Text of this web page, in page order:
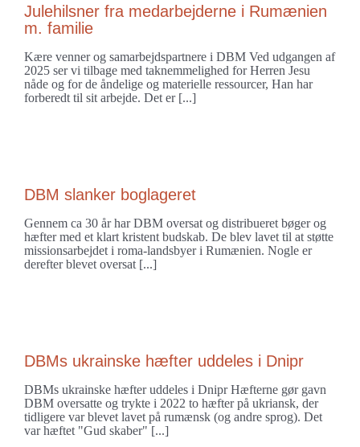
Julehilsner fra medarbejderne i Rumænien
m. familie
Kære venner og samarbejdspartnere i DBM Ved udgangen af
2025 ser vi tilbage med taknemmelighed for Herren Jesu
nåde og for de åndelige og materielle ressourcer, Han har
forberedt til sit arbejde. Det er [...]
DBM slanker boglageret
Gennem ca 30 år har DBM oversat og distribueret bøger og
hæfter med et klart kristent budskab. De blev lavet til at støtte
missionsarbejdet i roma-landsbyer i Rumænien. Nogle er
derefter blevet oversat [...]
DBMs ukrainske hæfter uddeles i Dnipr
DBMs ukrainske hæfter uddeles i Dnipr Hæfterne gør gavn
DBM oversatte og trykte i 2022 to hæfter på ukriansk, der
tidligere var blevet lavet på rumænsk (og andre sprog). Det
var hæftet "Gud skaber" [...]